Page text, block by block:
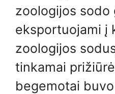
zoologijos sodo
eksportuojami į
zoologijos
tinkamai
begemotai